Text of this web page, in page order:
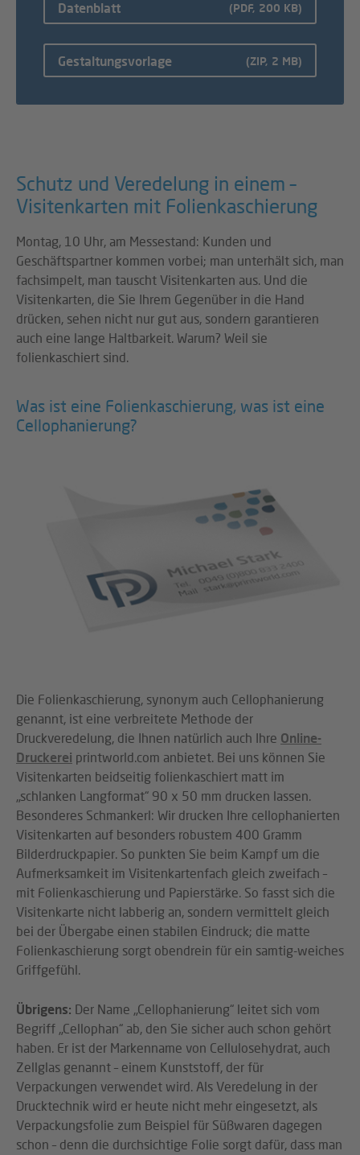
Datenblatt (PDF, 200 KB)
Gestaltungsvorlage (ZIP, 2 MB)
Schutz und Veredelung in einem –
Visitenkarten mit Folienkaschierung
Montag, 10 Uhr, am Messestand: Kunden und
Geschäftspartner kommen vorbei; man unterhält sich, man
fachsimpelt, man tauscht Visitenkarten aus. Und die
Visitenkarten, die Sie Ihrem Gegenüber in die Hand
drücken, sehen nicht nur gut aus, sondern garantieren
auch eine lange Haltbarkeit. Warum? Weil sie
folienkaschiert sind.
Was ist eine Folienkaschierung, was ist eine
Cellophanierung?
Die Folienkaschierung, synonym auch Cellophanierung
genannt, ist eine verbreitete Methode der
Druckveredelung, die Ihnen natürlich auch Ihre Online-
Druckerei printworld.com anbietet. Bei uns können Sie
Visitenkarten beidseitig folienkaschiert matt im
„schlanken Langformat“ 90 x 50 mm drucken lassen.
Besonderes Schmankerl: Wir drucken Ihre cellophanierten
Visitenkarten auf besonders robustem 400 Gramm
Bilderdruckpapier. So punkten Sie beim Kampf um die
Aufmerksamkeit im Visitenkartenfach gleich zweifach –
mit Folienkaschierung und Papierstärke. So fasst sich die
Visitenkarte nicht labberig an, sondern vermittelt gleich
bei der Übergabe einen stabilen Eindruck; die matte
Folienkaschierung sorgt obendrein für ein samtig-weiches
Griffgefühl.
Übrigens: Der Name „Cellophanierung“ leitet sich vom
Begriff „Cellophan“ ab, den Sie sicher auch schon gehört
haben. Er ist der Markenname von Cellulosehydrat, auch
Zellglas genannt – einem Kunststoff, der für
Verpackungen verwendet wird. Als Veredelung in der
Drucktechnik wird er heute nicht mehr eingesetzt, als
Verpackungsfolie zum Beispiel für Süßwaren dagegen
schon – denn die durchsichtige Folie sorgt dafür, dass man